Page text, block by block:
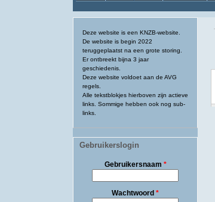
Deze website is een KNZB-website.
De website is begin 2022
teruggeplaatst na een grote storing.
Er ontbreekt bijna 3 jaar
geschiedenis.
Deze website voldoet aan de AVG
regels.
Alle tekstblokjes hierboven zijn actieve
links. Sommige hebben ook nog sub-
links.
Gebruikerslogin
Gebruikersnaam *
Wachtwoord *